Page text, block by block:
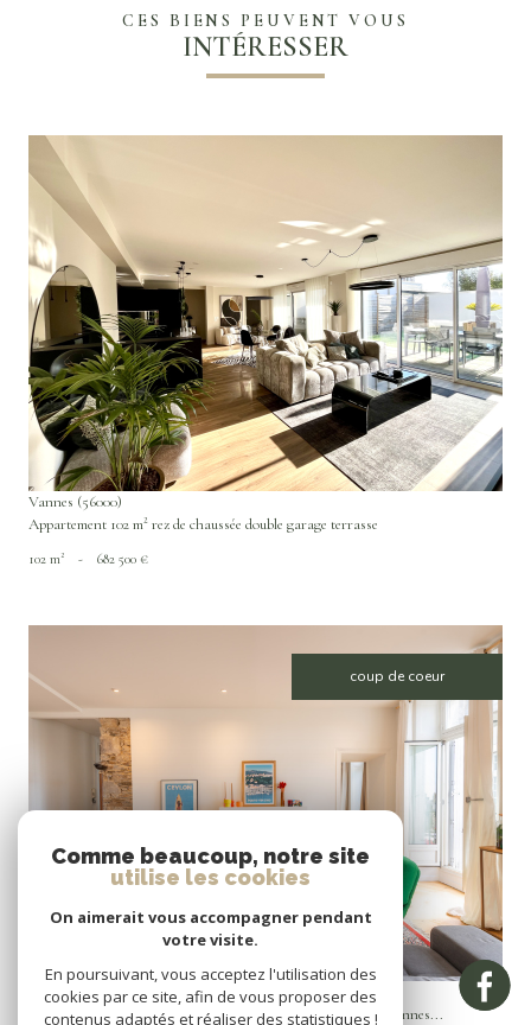
CES BIENS PEUVENT VOUS
INTÉRESSER
VOIR LE BIEN
Vannes (56000)
Appartement 102 m² rez de chaussée double garage terrasse
102 m² - 682 500 €
coup de coeur
VOIR LE BIEN
Vannes (56000)
Appartement de caractère rénové à vendre – Centre-ville de Vannes...
Comme beaucoup, notre site
utilise les cookies
On aimerait vous accompagner pendant
votre visite.
En poursuivant, vous acceptez l'utilisation des
cookies par ce site, afin de vous proposer des
contenus adaptés et réaliser des statistiques !